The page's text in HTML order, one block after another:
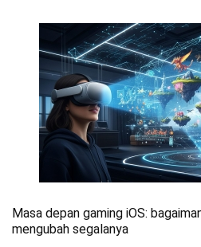
Masa depan gaming iOS:
mengubah segalanya